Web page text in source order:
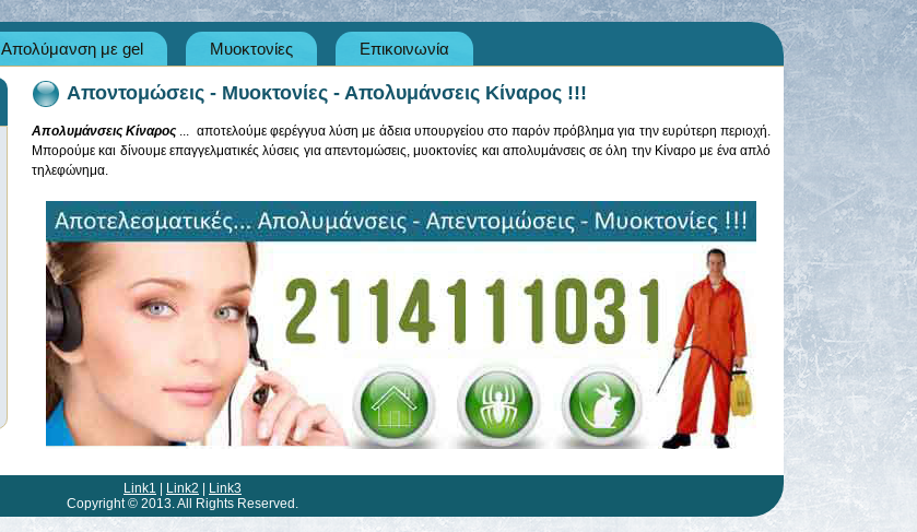
Απολύμανση με gel Μυοκτονίες Επικοινωνία
Αποντομώσεις - Μυοκτονίες - Απολυμάνσεις Κίναρος !!!
Απολυμάνσεις Κίναρος ... αποτελούμε φερέγγυα λύση με άδεια υπουργείου στο παρόν πρόβλημα για την ευρύτερη περιοχή.
Μπορούμε και δίνουμε επαγγελματικές λύσεις για απεντομώσεις, μυοκτονίες και απολυμάνσεις σε όλη την Κίναρο με ένα απλό
τηλεφώνημα.
Link1 Link2
Link3
Copyright © 2013. All Rights Reserved.